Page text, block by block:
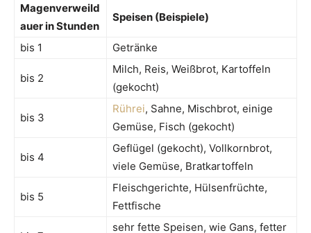
Magenverweild
auer in Stunden
Speisen (Beispiele)
bis 1 Getränke
bis 2
Milch, Reis, Weißbrot, Kartoffeln
(gekocht)
bis 3
Rührei, Sahne, Mischbrot, einige
Gemüse, Fisch (gekocht)
bis 4
Geflügel (gekocht), Vollkornbrot,
viele Gemüse, Bratkartoffeln
bis 5
Fleischgerichte, Hülsenfrüchte,
Fettfische
sehr fette Speisen, wie Gans, fetter